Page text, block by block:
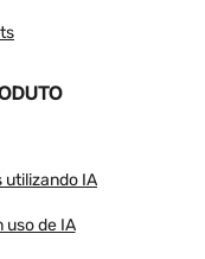
utilizando IA
uso de IA